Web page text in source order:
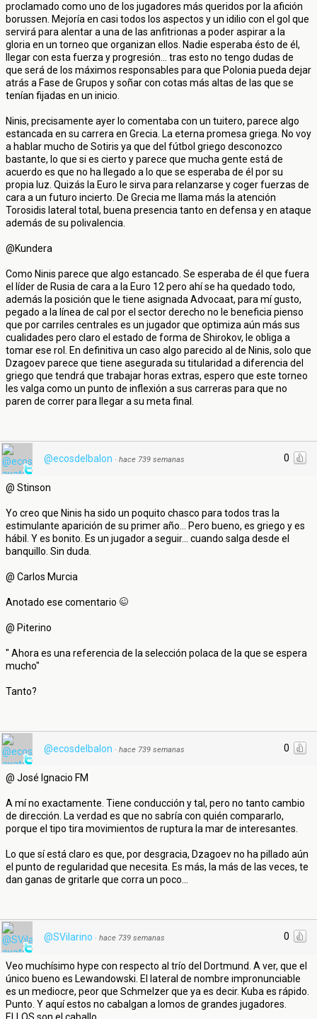
proclamado como uno de los jugadores más queridos por la afición
borussen. Mejoría en casi todos los aspectos y un idilio con el gol que
servirá para alentar a una de las anfitrionas a poder aspirar a la
gloria en un torneo que organizan ellos. Nadie esperaba ésto de él,
llegar con esta fuerza y progresión... tras esto no tengo dudas de
que será de los máximos responsables para que Polonia pueda dejar
atrás a Fase de Grupos y soñar con cotas más altas de las que se
tenían fijadas en un inicio.
Ninis, precisamente ayer lo comentaba con un tuitero, parece algo
estancada en su carrera en Grecia. La eterna promesa griega. No voy
a hablar mucho de Sotiris ya que del fútbol griego desconozco
bastante, lo que si es cierto y parece que mucha gente está de
acuerdo es que no ha llegado a lo que se esperaba de él por su
propia luz. Quizás la Euro le sirva para relanzarse y coger fuerzas de
cara a un futuro incierto. De Grecia me llama más la atención
Torosidis lateral total, buena presencia tanto en defensa y en ataque
además de su polivalencia.
@Kundera
Como Ninis parece que algo estancado. Se esperaba de él que fuera
el líder de Rusia de cara a la Euro 12 pero ahí se ha quedado todo,
además la posición que le tiene asignada Advocaat, para mí gusto,
pegado a la línea de cal por el sector derecho no le beneficia pienso
que por carriles centrales es un jugador que optimiza aún más sus
cualidades pero claro el estado de forma de Shirokov, le obliga a
tomar ese rol. En definitiva un caso algo parecido al de Ninis, solo que
Dzagoev parece que tiene asegurada su titularidad a diferencia del
griego que tendrá que trabajar horas extras, espero que este torneo
les valga como un punto de inflexión a sus carreras para que no
paren de correr para llegar a su meta final.
0
@ecosdelbalon · hace 739 semanas
@ Stinson
Yo creo que Ninis ha sido un poquito chasco para todos tras la
estimulante aparición de su primer año... Pero bueno, es griego y es
hábil. Y es bonito. Es un jugador a seguir... cuando salga desde el
banquillo. Sin duda.
@ Carlos Murcia
Anotado ese comentario
@ Piterino
" Ahora es una referencia de la selección polaca de la que se espera
mucho"
Tanto?
0
@ecosdelbalon · hace 739 semanas
@ José Ignacio FM
A mí no exactamente. Tiene conducción y tal, pero no tanto cambio
de dirección. La verdad es que no sabría con quién compararlo,
porque el tipo tira movimientos de ruptura la mar de interesantes.
Lo que sí está claro es que, por desgracia, Dzagoev no ha pillado aún
el punto de regularidad que necesita. Es más, la más de las veces, te
dan ganas de gritarle que corra un poco...
0
@SVilarino · hace 739 semanas
Veo muchísimo hype con respecto al trío del Dortmund. A ver, que el
único bueno es Lewandowski. El lateral de nombre impronunciable
es un mediocre, peor que Schmelzer que ya es decir. Kuba es rápido.
Punto. Y aquí estos no cabalgan a lomos de grandes jugadores.